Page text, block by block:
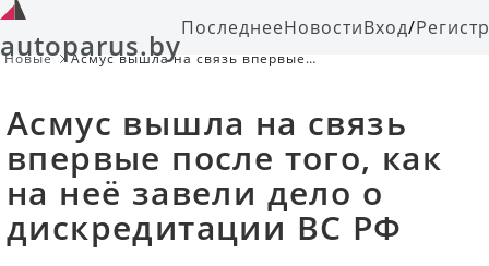
autoparus.byПоследнееНовостиВход/
Новые
Асмус вышла на связь впервые
Асмус вышла на связь
впервые после того, как
на неё завели дело о
дискредитации ВС РФ